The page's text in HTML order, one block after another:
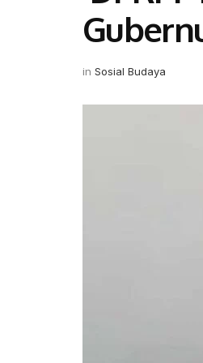
in Sosial Budaya